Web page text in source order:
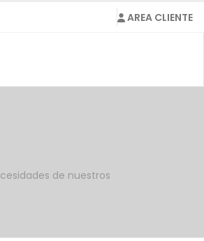
AREA CLIENTE
de nuestros